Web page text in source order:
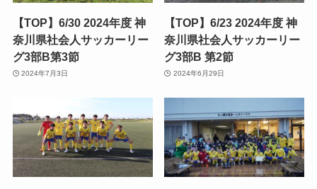
【TOP】6/30 2024年度 神
奈川県社会人サッカーリー
グ3部B第3節
2024年7月3日
【TOP】6/23 2024年度 神
奈川県社会人サッカーリー
グ3部B 第2節
2024年6月29日